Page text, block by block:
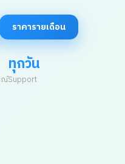
ราคารายเดือน
ณ์
ทุกวัน
Support